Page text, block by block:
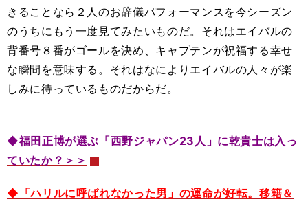
きることなら２人のお辞儀パフォーマンスを今シーズン
のうちにもう一度見てみたいものだ。それはエイバルの
背番号８番がゴールを決め、キャプテンが祝福する幸せ
な瞬間を意味する。それはなによりエイバルの人々が楽
しみに待っているものだからだ。
◆福田正博が選ぶ「西野ジャパン23人」に乾貴士は入っ
ていたか？＞＞
◆「ハリルに呼ばれなかった男」の運命が好転。移籍＆